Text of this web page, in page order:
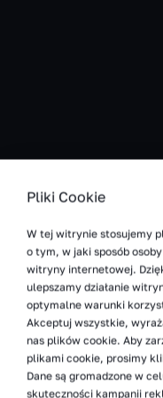
Pliki Cookie
W tej witrynie stosujemy
o tym, w jaki sposób
witryny internetowej.
ulepszamy działanie
optymalne warunki
Akceptuj wszystkie,
nas plików cookie. Aby
plikami cookie, prosimy
Dane są gromadzone w
skuteczności kampanii